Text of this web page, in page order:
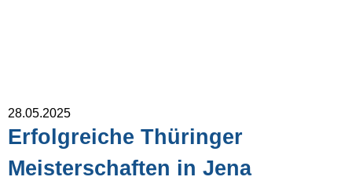
28.05.2025
Erfolgreiche Thüringer
Meisterschaften in Jena